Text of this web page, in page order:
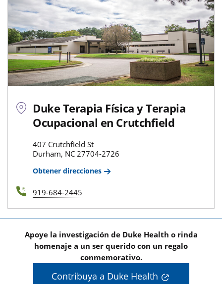
Duke Terapia Física y Terapia
Ocupacional en Crutchfield
407 Crutchfield St
Durham, NC 27704-2726
Obtener direcciones
919-684-2445
Apoye la investigación de Duke Health o rinda
homenaje a un ser querido con un regalo
conmemorativo.
Contribuya a Duke Health